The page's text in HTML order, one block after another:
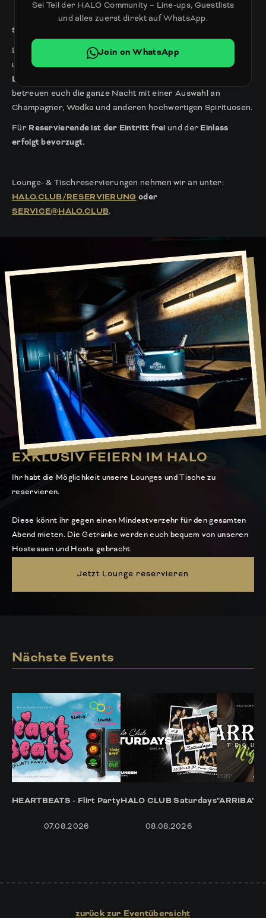
SERVICE & RESERVATIONS
Dich bei uns zu haben ist uns einVergnügen
und deinen Freunden die Möglichkeit unsereexklusiven
Lounges
betreuen euch die ganze Nacht mit einer Auswahl an
Champagner, Wodka und anderen hochwertigen Spirituosen.
Für Reservierende ist der Eintritt frei und der Einlass
erfolgt bevorzugt.
Lounge- & Tischreservierungen nehmen wir an unter:
HALO.CLUB/RESERVIERUNG oder
SERVICE@HALO.CLUB.
EXKLUSIV FEIERN IM HALO
Ihr habt die Möglichkeit unsere Lounges und Tische zu
reservieren.
Diese könnt ihr gegen einen Mindestverzehr für den gesamten
Abend mieten. Die Getränke werden euch bequem von unseren
Hostessen und Hosts gebracht.
Jetzt Lounge reservieren
Nächste Events
HEARTBEATS - Flirt Party
07.08.2026
HALO CLUB Saturdays
08.08.2026
"ARRIBA" -
zurück zur Eventübersicht
Sei Teil der HALO Community – Line-ups, Guestlists
und alles zuerst direkt auf WhatsApp.
Join on WhatsApp